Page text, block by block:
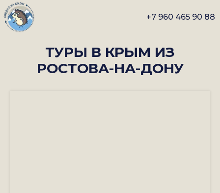
+7 960 465 90 88
ТУРЫ В КРЫМ ИЗ
РОСТОВА-НА-ДОНУ